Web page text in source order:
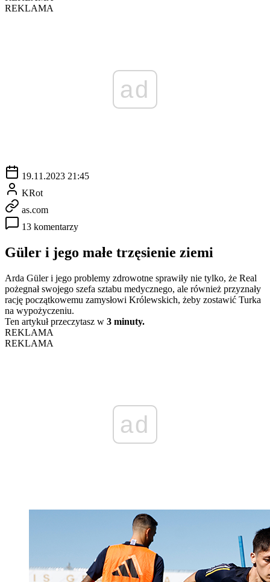
REKLAMA
ad
19.11.2023 21:45
KRot
as.com
13 komentarzy
Güler i jego małe trzęsienie ziemi
Arda Güler i jego problemy zdrowotne sprawiły nie tylko, że Real
pożegnał swojego szefa sztabu medycznego, ale również przyznały
rację początkowemu zamysłowi Królewskich, żeby zostawić Turka
na wypożyczeniu.
Ten artykuł przeczytasz w 3 minuty.
REKLAMA
REKLAMA
ad